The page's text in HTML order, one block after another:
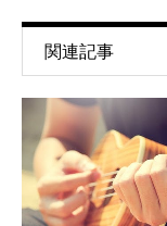
関連記事